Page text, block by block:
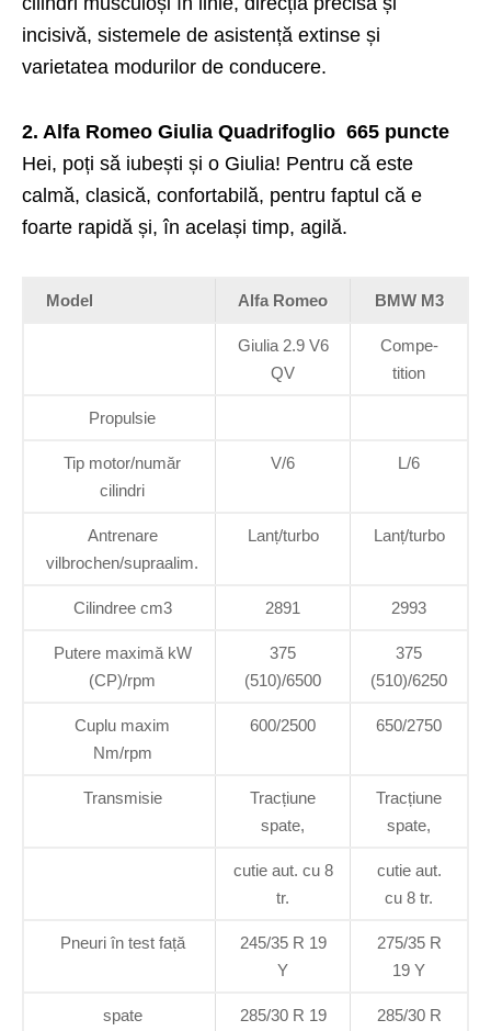
incisivă, sistemele de asistență extinse și
varietatea modurilor de conducere.
2. Alfa Romeo Giulia Quadrifoglio 665 puncte
Hei, poți să iubești și o Giulia! Pentru că este
calmă, clasică, confortabilă, pentru faptul că e
foarte rapidă și, în același timp, agilă.
Model Alfa Romeo BMW M3
Giulia 2.9 V6
QV
Compe­
tition
Propulsie
Tip motor/număr
cilindri
V/6 L/6
Antrenare
vilbrochen/supraalim.
Lanț/turbo Lanț/turbo
Cilindree cm3 2891 2993
Putere maximă kW
(CP)/rpm
375
(510)/6500
375
(510)/6250
Cuplu maxim
Nm/rpm
600/2500 650/2750
Transmisie
Tracțiune
spate,
Tracțiune
spate,
cutie aut. cu 8
tr.
cutie aut.
cu 8 tr.
Pneuri în test față
245/35 R 19
Y
275/35 R
19 Y
spate
285/30 R 19
285/30 R